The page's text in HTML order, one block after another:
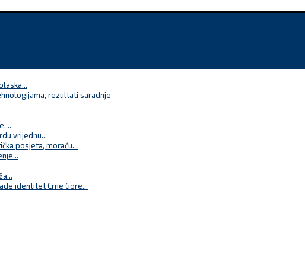
rezultati saradnje
vrijednu...
posjeta, moraću...
identitet Crne Gore...